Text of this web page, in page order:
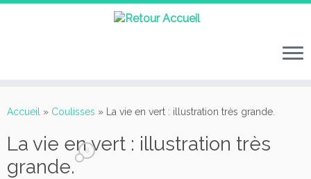
auAccueil » Coulisses » La vie en vert : illustration très grande.
La vie en vert : illustration très
grande.
8